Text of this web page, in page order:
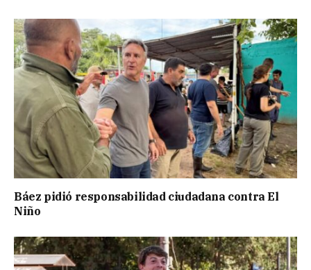
Báez pidió responsabilidad ciudadana contra El
Niño